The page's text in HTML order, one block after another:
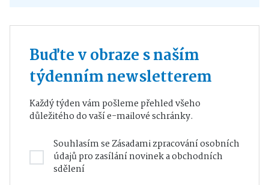
Buďte v obraze s naším
týdenním newsletterem
Každý týden vám pošleme přehled všeho
důležitého do vaší e-mailové schránky.
Souhlasím seZásadami zpracování osobních
údajůpro zasílání novinek a obchodních
sdělení